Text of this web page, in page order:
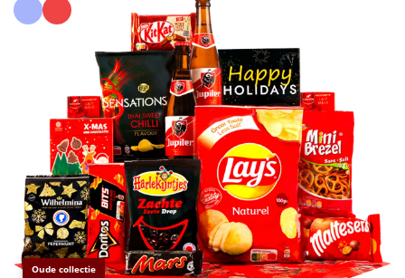
€55 tot €75
€75 tot €100
€100 en hoger
Alle kerstpakketten 2026
Oude collectie